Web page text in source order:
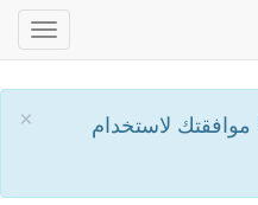
×
موافقتك لاستخدام